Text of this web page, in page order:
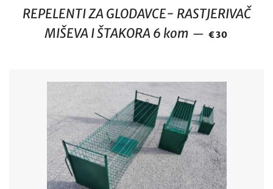
REPELENTI ZA GLODAVCE- RASTJERIVAČ
MIŠEVA I ŠTAKORA 6 kom — REDOVNA
€30